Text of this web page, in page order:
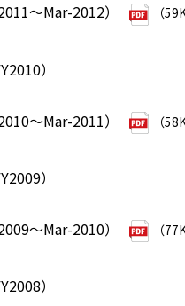
～Mar-2012） （
）
～Mar-2011） （
）
～Mar-2010） （
）